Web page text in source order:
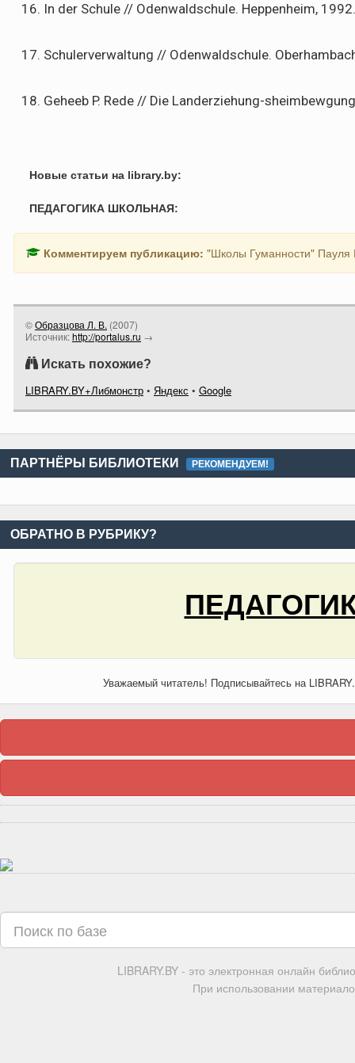
16. In der Schule // Odenwaldschule. Heppenheim, 1992.
17. Schulerverwaltung // Odenwaldschule.
18. Geheeb P. Rede // Die Landerziehung-
Новые статьи на library.by:
ПЕДАГОГИКА ШКОЛЬНАЯ:
Комментируем публикацию: "Школы Гуманности" Пауля
©Образцова Л. В. (2007)
Источник:http://portalus.ru →
Искать похожие?
LIBRARY.BY+Либмонстр • Яндекс • Google
ПАРТНЁРЫ БИБЛИОТЕКИ РЕКОМЕНДУЕМ!
ОБРАТНО В РУБРИКУ?
Уважаемый читатель! Подписывайтесь на
LIBRARY.BY - это электронная онлайн
При использовании